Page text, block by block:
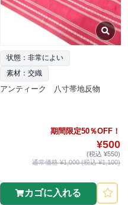
状態：非常によい
素材：交織
アンティーク 八寸帯地反物
期間限定50％OFF！
¥500
(税込 ¥550)
通常価格 ¥1,000 (税込 ¥1,100)
カゴに入れる